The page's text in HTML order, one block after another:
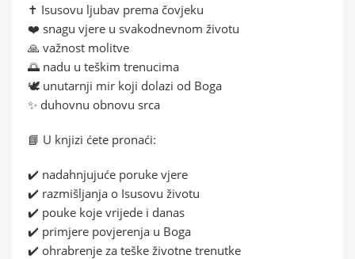
✝️ Isusovu ljubav prema čovjeku
❤️ snagu vjere u svakodnevnom životu
🙏 važnost molitve
🌅 nadu u teškim trenucima
🕊️ unutarnji mir koji dolazi od Boga
✨ duhovnu obnovu srca
📘 U knjizi ćete pronaći:
✔️ nadahnjujuće poruke vjere
✔️ razmišljanja o Isusovu životu
✔️ pouke koje vrijede i danas
✔️ primjere povjerenja u Boga
✔️ ohrabrenje za teške životne trenutke